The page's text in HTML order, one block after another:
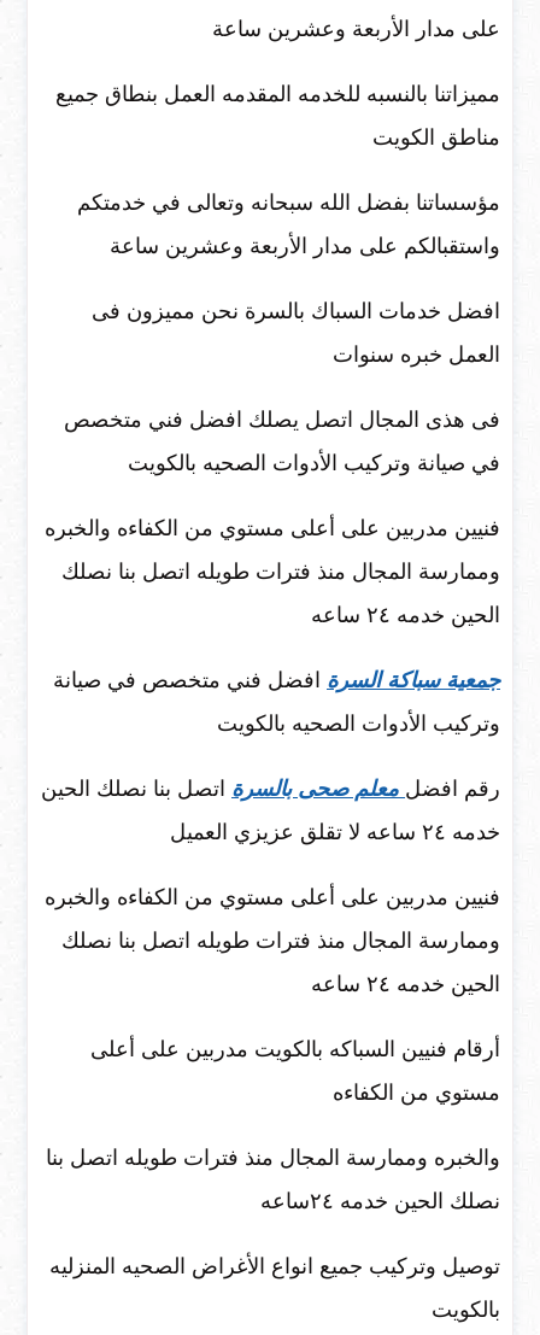
على مدار الأربعة وعشرين ساعة
مميزاتنا بالنسبه للخدمه المقدمه العمل بنطاق جميع
مناطق الكويت
مؤسساتنا بفضل الله سبحانه وتعالى في خدمتكم
واستقبالكم على مدار الأربعة وعشرين ساعة
افضل خدمات السباك بالسرة نحن مميزون فى
العمل خبره سنوات
فى هذى المجال اتصل يصلك افضل فني متخصص
في صيانة وتركيب الأدوات الصحيه بالكويت
فنيين مدربين على أعلى مستوي من الكفاءه والخبره
وممارسة المجال منذ فترات طويله اتصل بنا نصلك
الحين خدمه ٢٤ ساعه
جمعية سباكة السرة افضل فني متخصص في صيانة
وتركيب الأدوات الصحيه بالكويت
رقم افضل معلم صحى بالسرة اتصل بنا نصلك الحين
خدمه ٢٤ ساعه لا تقلق عزيزي العميل
فنيين مدربين على أعلى مستوي من الكفاءه والخبره
وممارسة المجال منذ فترات طويله اتصل بنا نصلك
الحين خدمه ٢٤ ساعه
أرقام فنيين السباكه بالكويت مدربين على أعلى
مستوي من الكفاءه
والخبره وممارسة المجال منذ فترات طويله اتصل بنا
نصلك الحين خدمه ٢٤ساعه
توصيل وتركيب جميع انواع الأغراض الصحيه المنزليه
بالكويت